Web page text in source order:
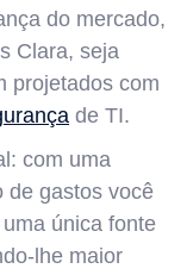
do mercado,
Clara, seja
projetados com
de TI.
com uma
de gastos você
única fonte
lhe maior